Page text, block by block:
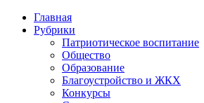
Главная
Рубрики
Патриотическое воспитание
Общество
Образование
Благоустройство и ЖКХ
Конкурсы